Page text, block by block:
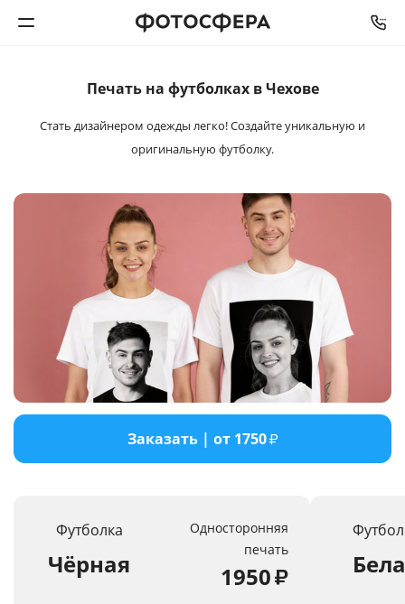
Печать фото
Интерьерная печать
Багетная мастерская
Полиграфия
Услуги и сервис
Печать на футболках в Чехове
Стать дизайнером одежды легко!Создайте уникальную и
оригинальную футболку.
Заказать | от 1750₽
Футболка
Чёрная
Односторонняя
печать
1950₽